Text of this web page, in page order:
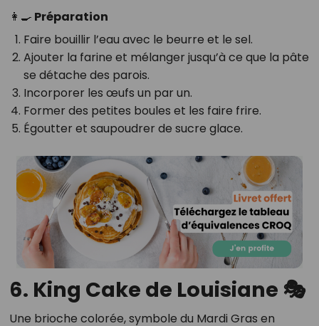
👩‍🍳 Préparation
Faire bouillir l’eau avec le beurre et le sel.
Ajouter la farine et mélanger jusqu’à ce que la pâte
se détache des parois.
Incorporer les œufs un par un.
Former des petites boules et les faire frire.
Égoutter et saupoudrer de sucre glace.
6. King Cake de Louisiane 🎭
Une brioche colorée, symbole du Mardi Gras en